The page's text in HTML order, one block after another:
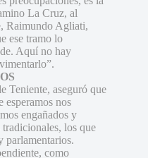
La Cruz, al
Raimundo Agliati,
ese tramo lo
Aquí no hay
Teniente, aseguró que
esperamos nos
engañados y
los que
parlamentarios.
como